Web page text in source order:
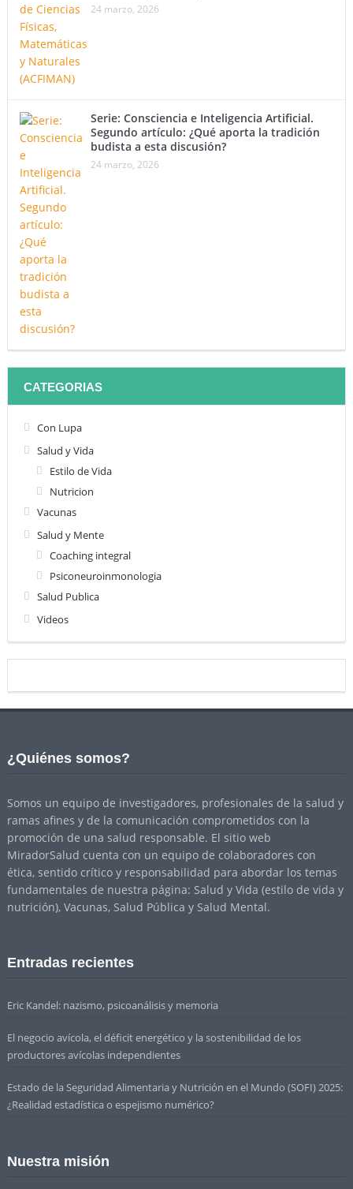
24 marzo, 2026
Serie: Consciencia e Inteligencia Artificial.
Segundo artículo: ¿Qué aporta la tradición
budista a esta discusión?
24 marzo, 2026
CATEGORIAS
Con Lupa
Salud y Vida
Estilo de Vida
Nutricion
Vacunas
Salud y Mente
Coaching integral
Psiconeuroinmonologia
Salud Publica
Videos
¿Quiénes somos?
Somos un equipo de investigadores, profesionales de la salud y
ramas afines y de la comunicación comprometidos con la
promoción de una salud responsable. El sitio web
MiradorSalud cuenta con un equipo de colaboradores con
ética, sentido crítico y responsabilidad para abordar los temas
fundamentales de nuestra página: Salud y Vida (estilo de vida y
nutrición), Vacunas, Salud Pública y Salud Mental.
Entradas recientes
Eric Kandel: nazismo, psicoanálisis y memoria
El negocio avícola, el déficit energético y la sostenibilidad de los
productores avícolas independientes
Estado de la Seguridad Alimentaria y Nutrición en el Mundo (SOFI) 2025:
¿Realidad estadística o espejismo numérico?
Nuestra misión